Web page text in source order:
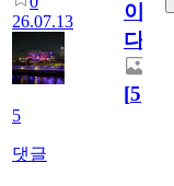
26.07.13
5
댓글
이
다.
[5]